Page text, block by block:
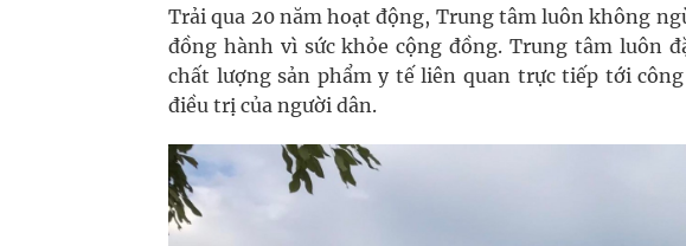
Trải qua 20 năm hoạt động, Trung tâm luôn không
đồng hành vì sức khỏe cộng đồng. Trung tâm luôn
chất lượng sản phẩm y tế liên quan trực tiếp tới
điều trị của người dân.